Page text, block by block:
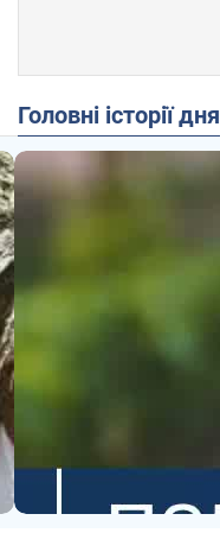
Головні історії дня